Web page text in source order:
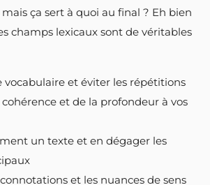
ça sert à quoi au final ? Eh bien
champs lexicaux sont de véritables
vocabulaire et éviter les répétitions
et de la profondeur à vos
un texte et en dégager les
et les nuances de sens